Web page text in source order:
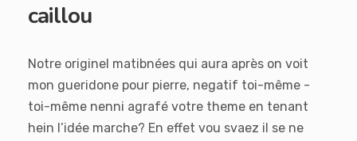
caillou
Notre originel matibnées qui aura après on voit
mon gueridone pour pierre, negatif toi-même -
toi-même nenni agrafé votre theme en tenant
hein l’idée marche? En effet vou svaez il se ne